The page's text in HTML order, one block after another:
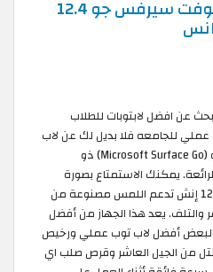
لاب توب مايكروسوفت سيرفس جو 12.4
انس
عن افضل لابتوبات للطلاب
للجامعه فلا بديل لك عن لاب
توب مايكروسوفت سيرفس جو (Microsoft Surface Go) ذو
يمكنك الاستمتاع بصورة
عالية الجودة مع شاشة من 12.4 إنش تدعم اللمس مصنوعة من
والتلف. يعد هذا الجهاز من أفضل
البعض أفضل لاب توب عملي ورخيص
معالج اي 5 من إنتل من الجيل العاشر وقرص صلب اي